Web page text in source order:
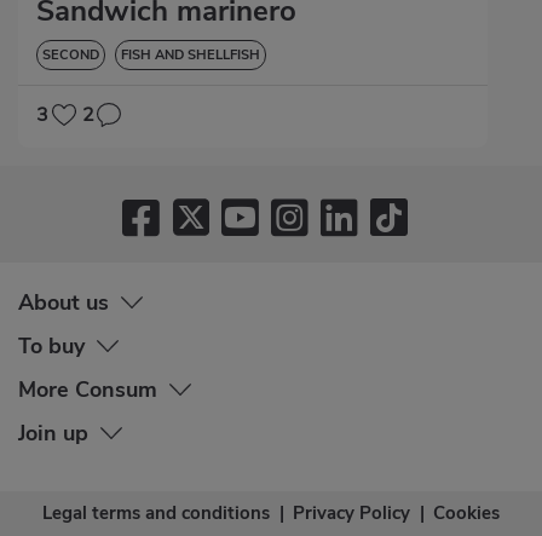
Sandwich marinero
SECOND FISH AND SHELLFISH
3 2
About us
To buy
More Consum
Join up
Legal terms and conditions | Privacy Policy | Cookies